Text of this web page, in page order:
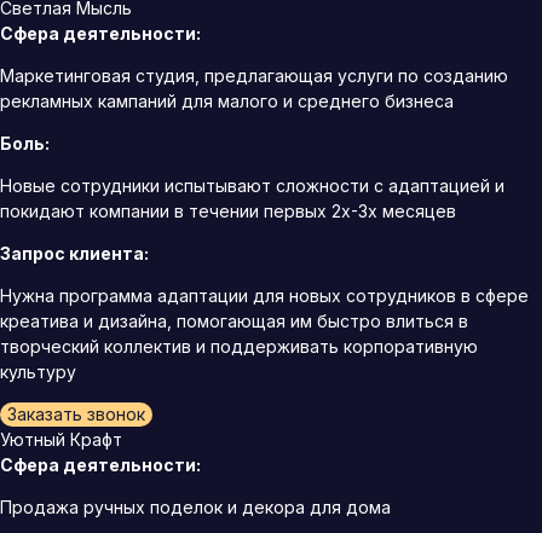
Светлая Мысль
Сфера деятельности:
Маркетинговая студия, предлагающая услуги по созданию
рекламных кампаний для малого и среднего бизнеса
Боль:
Новые сотрудники испытывают сложности с адаптацией и
покидают компании в течении первых 2х-3х месяцев
Запрос клиента:
Нужна программа адаптации для новых сотрудников в сфере
креатива и дизайна, помогающая им быстро влиться в
творческий коллектив и поддерживать корпоративную
культуру
Заказать звонок
Уютный Крафт
Сфера деятельности:
Продажа ручных поделок и декора для дома